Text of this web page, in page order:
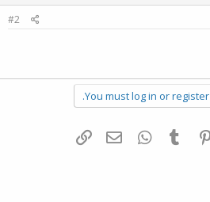
#2
You must log in or
Pinterest
Tumblr
WhatsAppדואר אלקטרוני